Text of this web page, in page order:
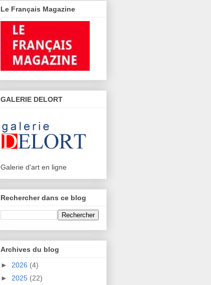
Le Français Magazine
GALERIE DELORT
Galerie d'art en ligne
Rechercher dans ce blog
Archives du blog
► 2026 (4)
► 2025 (22)